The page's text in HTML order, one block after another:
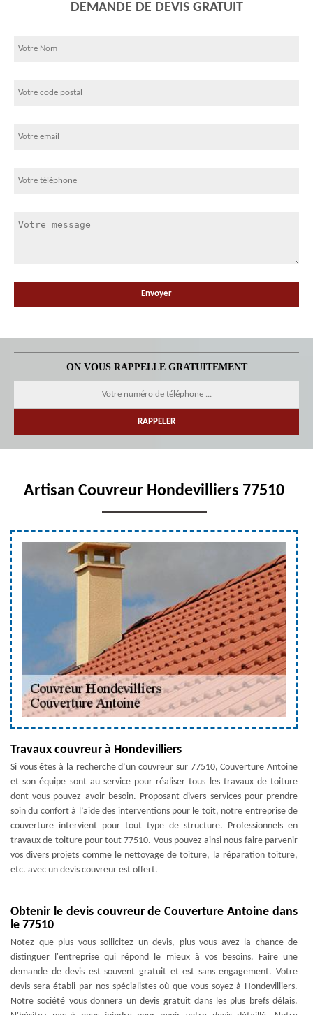
DEMANDE DE DEVIS GRATUIT
ON VOUS RAPPELLE GRATUITEMENT
Artisan Couvreur Hondevilliers 77510
Travaux couvreur à Hondevilliers
Si vous êtes à la recherche d’un couvreur sur 77510, Couverture Antoine
et son équipe sont au service pour réaliser tous les travaux de toiture
dont vous pouvez avoir besoin. Proposant divers services pour prendre
soin du confort à l’aide des interventions pour le toit, notre entreprise de
couverture intervient pour tout type de structure. Professionnels en
travaux de toiture pour tout 77510. Vous pouvez ainsi nous faire parvenir
vos divers projets comme le nettoyage de toiture, la réparation toiture,
etc. avec un devis couvreur est offert.
Obtenir le devis couvreur de Couverture Antoine dans
le 77510
Notez que plus vous sollicitez un devis, plus vous avez la chance de
distinguer l'entreprise qui répond le mieux à vos besoins. Faire une
demande de devis est souvent gratuit et est sans engagement. Votre
devis sera établi par nos spécialistes où que vous soyez à Hondevilliers.
Notre société vous donnera un devis gratuit dans les plus brefs délais.